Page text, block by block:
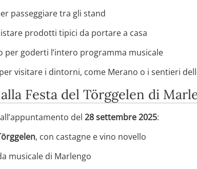
passeggiare tra gli stand
prodotti tipici da portare a casa
per goderti l’intero programma musicale
visitare i dintorni, come Merano o i sentieri
Festa del Törggelen di
del 28 settembre 2025:
, con castagne e vino novello
musicale di Marlengo